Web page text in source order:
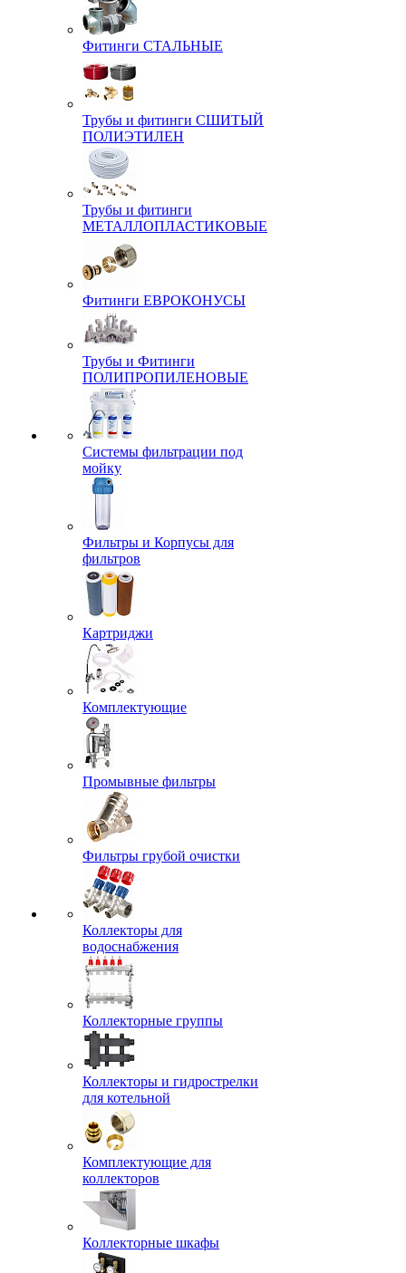
Фитинги СТАЛЬНЫЕ
Трубы и фитинги СШИТЫЙ
ПОЛИЭТИЛЕН
Трубы и фитинги
МЕТАЛЛОПЛАСТИКОВЫЕ
Фитинги ЕВРОКОНУСЫ
Трубы и Фитинги
ПОЛИПРОПИЛЕНОВЫЕ
Системы фильтрации под
мойку
Фильтры и Корпусы для
фильтров
Картриджи
Комплектующие
Промывные фильтры
Фильтры грубой очистки
Коллекторы для
водоснабжения
Коллекторные группы
Коллекторы и гидрострелки
для котельной
Комплектующие для
коллекторов
Коллекторные шкафы